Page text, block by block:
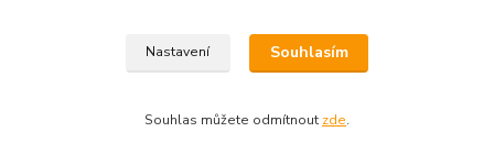
Nastavení Souhlasím
Souhlas můžete odmítnout zde.